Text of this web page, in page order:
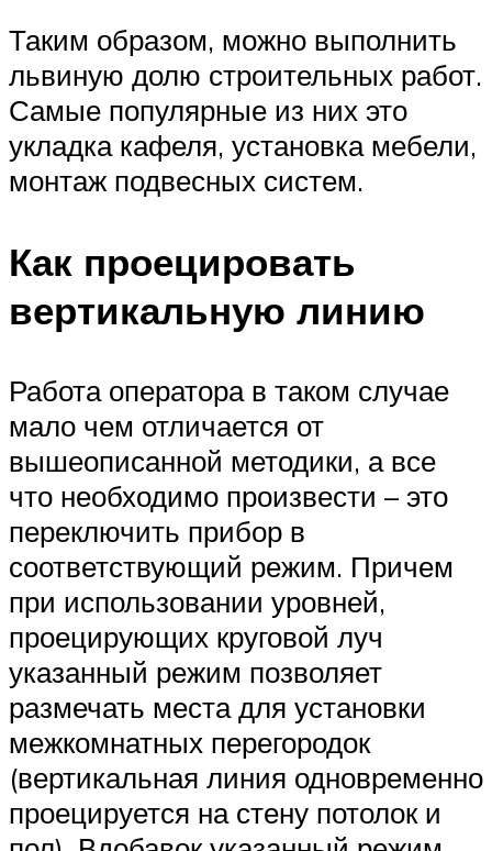
Таким образом, можно выполнить
львиную долю строительных работ.
Самые популярные из них это
укладка кафеля, установка мебели,
монтаж подвесных систем.
Как проецировать
вертикальную линию
Работа оператора в таком случае
мало чем отличается от
вышеописанной методики, а все
что необходимо произвести – это
переключить прибор в
соответствующий режим. Причем
при использовании уровней,
проецирующих круговой луч
указанный режим позволяет
размечать места для установки
межкомнатных перегородок
(вертикальная линия одновременно
проецируется на стену потолок и